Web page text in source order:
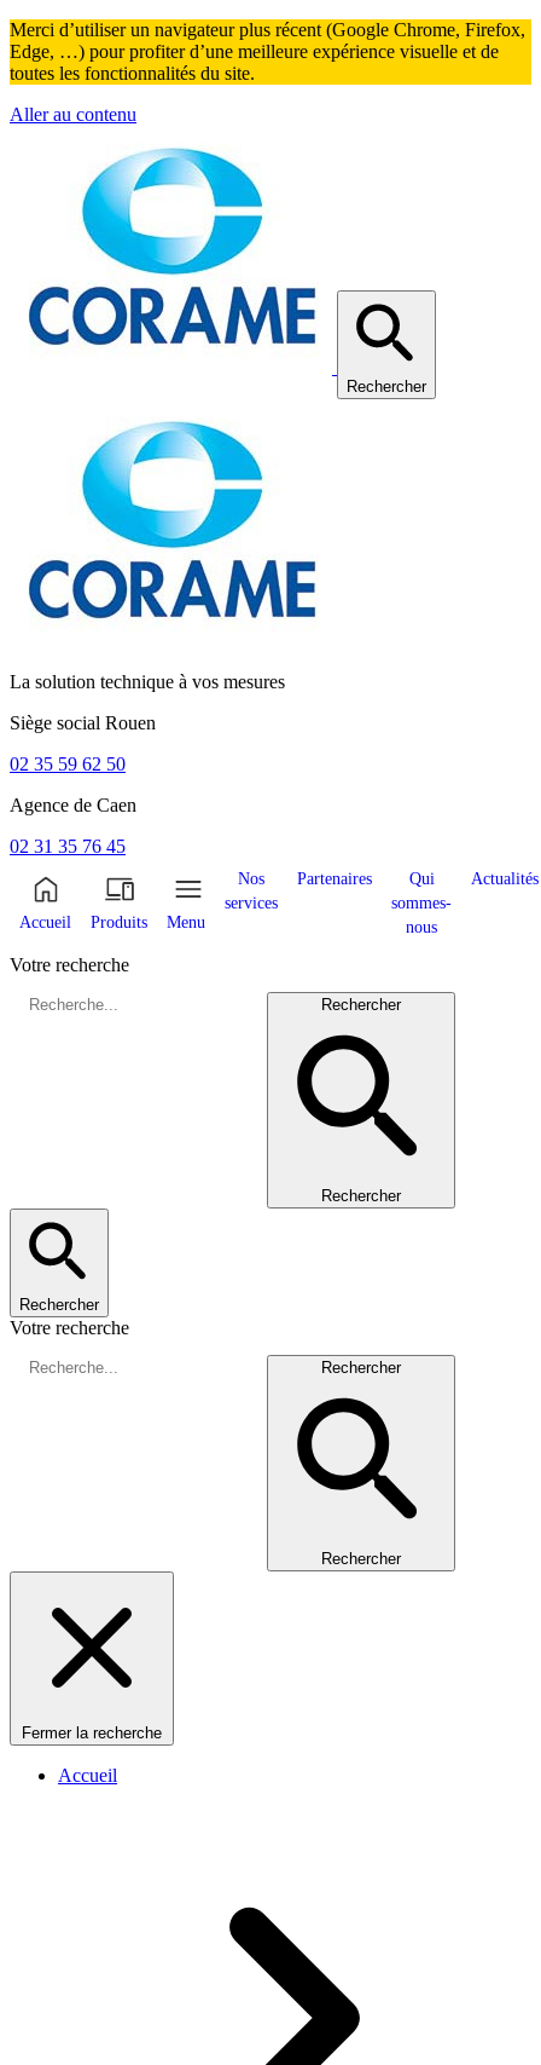
Merci d’utiliser un navigateur plus récent (Google Chrome, Firefox,
Edge, …) pour profiter d’une meilleure expérience visuelle et de
toutes les fonctionnalités du site.
Aller au contenu
Rechercher
La solution technique à vos mesures
Siège social Rouen
02 35 59 62 50
Agence de Caen
02 31 35 76 45
Accueil Produits Menu
Nos
services
Partenaires
Qui
sommes-
nous
Actualités
Votre recherche
Rechercher
Rechercher
Rechercher
Votre recherche
Rechercher
Rechercher
Fermer la recherche
Accueil